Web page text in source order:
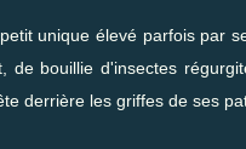
unique élevé parfois par
de bouillie d'insectes
derrière les griffes de ses